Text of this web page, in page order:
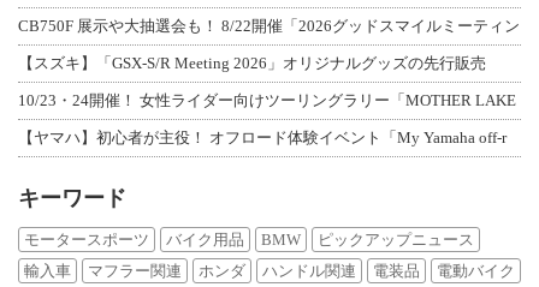
CB750F 展示や大抽選会も！ 8/22開催「2026グッドスマイルミーティン
【スズキ】「GSX-S/R Meeting 2026」オリジナルグッズの先行販売
10/23・24開催！ 女性ライダー向けツーリングラリー「MOTHER LAKE
【ヤマハ】初心者が主役！ オフロード体験イベント「My Yamaha off-r
キーワード
モータースポーツ バイク用品 BMW
ピックアップニュース
輸入車
マフラー関連 ホンダ ハンドル関連 電装品
電動バイク